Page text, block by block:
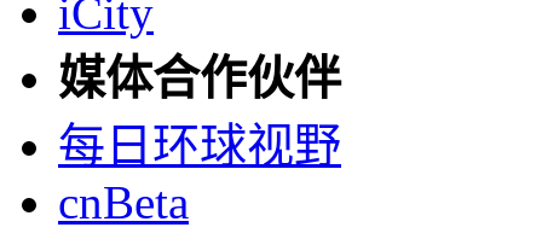
iCity
媒体合作伙伴
每日环球视野
cnBeta